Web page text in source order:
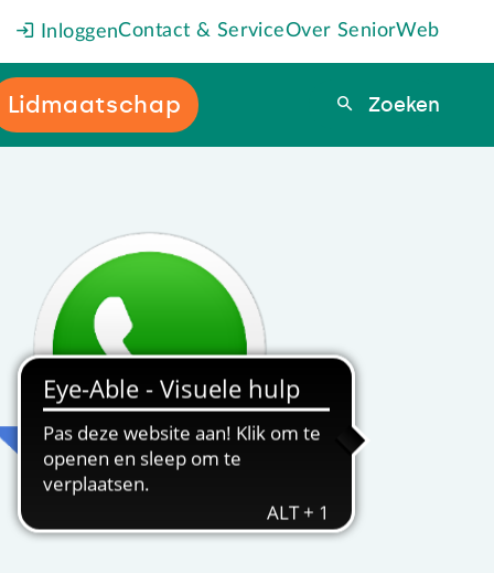
InloggenContact & ServiceOver SeniorWeb
Lidmaatschap Zoeken
Zoeken